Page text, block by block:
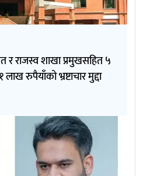
र राजस्व शाखा प्रमुखसहित ५
रुपैयाँको भ्रष्टाचार मुद्दा